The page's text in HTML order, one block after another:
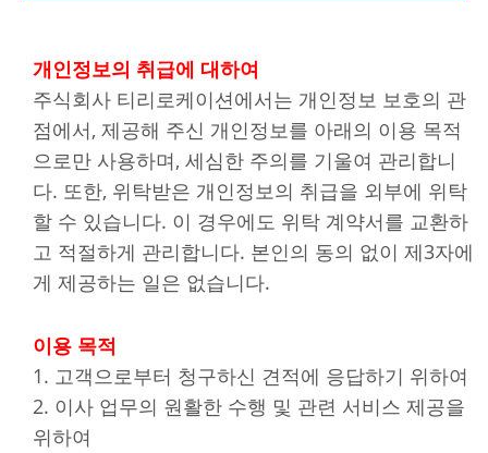
개인정보의 취급에 대하여
주식회사 티리로케이션에서는 개인정보 보호의 관
점에서, 제공해 주신 개인정보를 아래의 이용 목적
으로만 사용하며, 세심한 주의를 기울여 관리합니
다. 또한, 위탁받은 개인정보의 취급을 외부에 위탁
할 수 있습니다. 이 경우에도 위탁 계약서를 교환하
고 적절하게 관리합니다. 본인의 동의 없이 제3자에
게 제공하는 일은 없습니다.
이용 목적
1. 고객으로부터 청구하신 견적에 응답하기 위하여
2. 이사 업무의 원활한 수행 및 관련 서비스 제공을
위하여